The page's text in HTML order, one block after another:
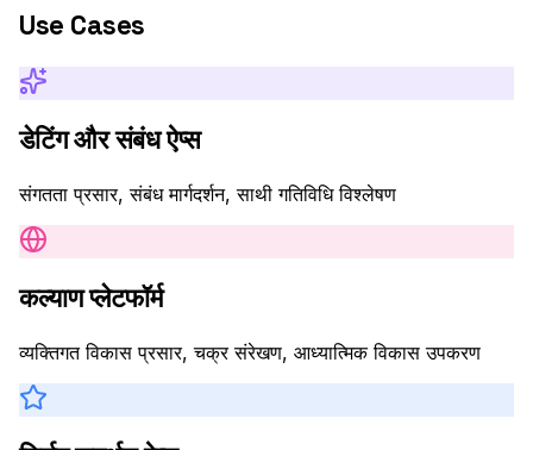
Use Cases
डेटिंग और संबंध ऐप्स
संगतता प्रसार, संबंध मार्गदर्शन, साथी गतिविधि विश्लेषण
कल्याण प्लेटफॉर्म
व्यक्तिगत विकास प्रसार, चक्र संरेखण, आध्यात्मिक विकास उपकरण